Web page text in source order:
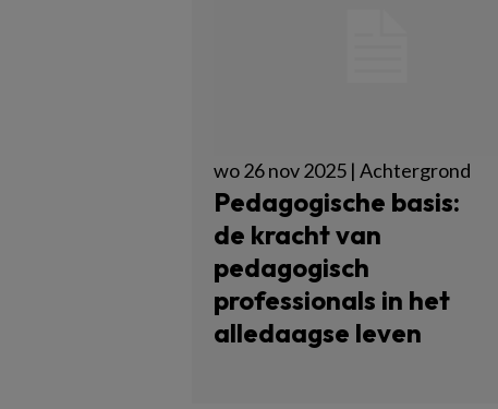
wo 26 nov 2025 | Achtergrond
Pedagogische basis:
de kracht van
pedagogisch
professionals in het
alledaagse leven